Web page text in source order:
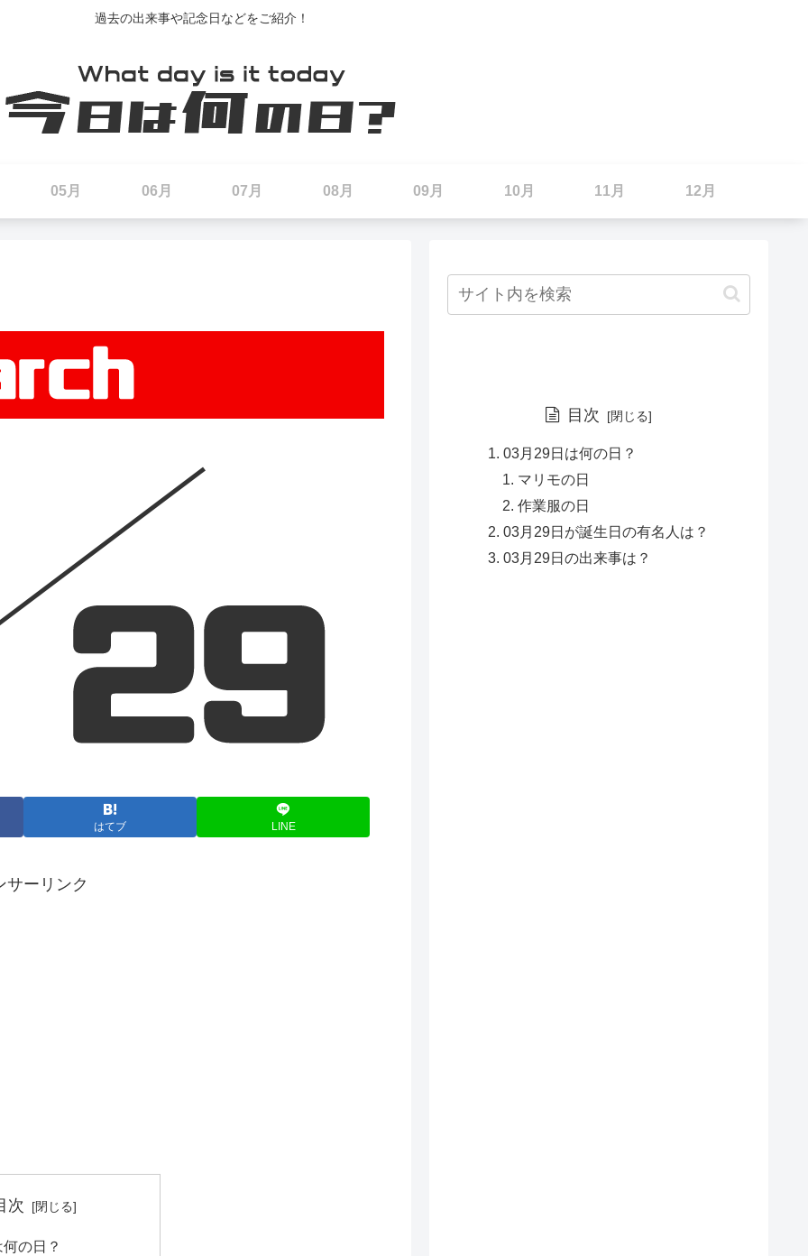
過去の出来事や記念日などをご紹介！
05月 06月 07月 08月 09月 10月 11月 12月
はてブ LINE
サーリンク
次
の日？
目次
03月29日は何の日？
マリモの日
作業服の日
03月29日が誕生日の有名人は？
03月29日の出来事は？